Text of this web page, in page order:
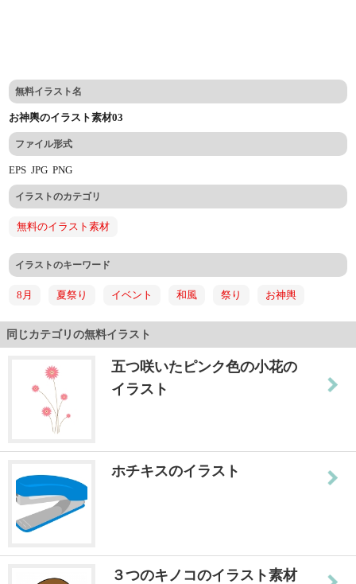
無料イラスト名
お神輿のイラスト素材03
ファイル形式
EPSJPGPNG
イラストのカテゴリ
無料のイラスト素材
イラストのキーワード
8月 夏祭り イベント 和風 祭り お神輿
同じカテゴリの無料イラスト
五つ咲いたピンク色の小花の
イラスト
ホチキスのイラスト
３つのキノコのイラスト素材